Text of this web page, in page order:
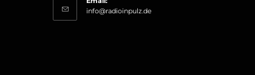
info@radioinpulz.de